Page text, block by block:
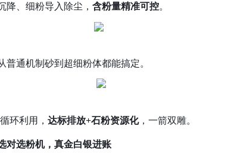
降、细粉导入除尘，含粉量精准可控。
通机制砂到超细粉体都能搞定。
环利用，达标排放+石粉资源化，一箭双雕。
对选粉机，真金白银进账